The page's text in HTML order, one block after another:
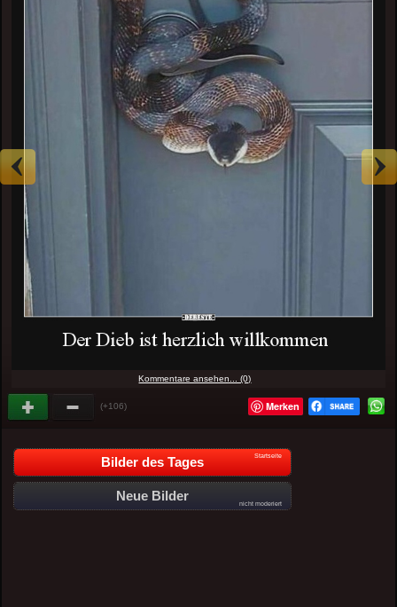
Kommentare ansehen... (0)
(+106) Merken
Bilder des Tages Startseite
Neue Bilder
nicht moderiert